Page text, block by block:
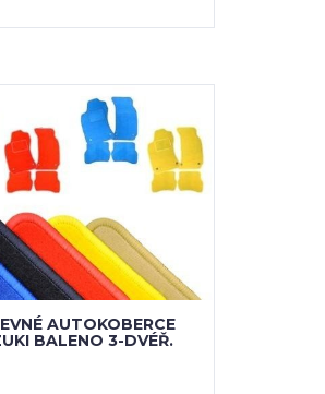
AUTOKOBERCE
BALENO 3-DVÉŘ.